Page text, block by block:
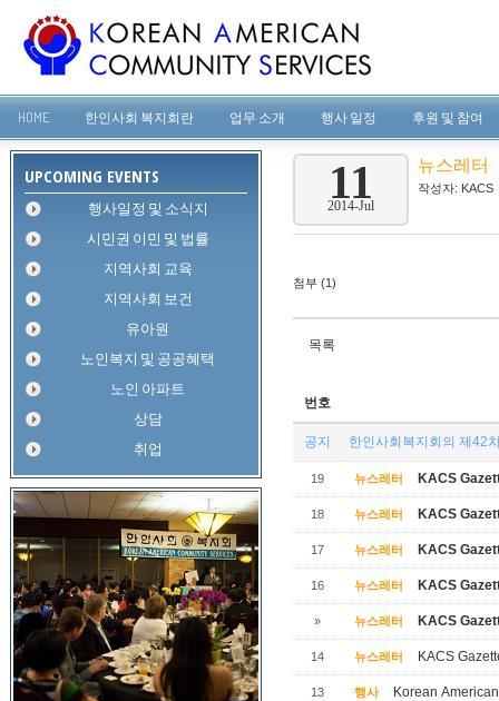
HOME 한인사회 복지회란 업무 소개 행사 일정 후원 및 참여
UPCOMING EVENTS
행사일정 및 소식지
시민권 이민 및 법률
지역사회 교육
지역사회 보건
유아원
노인복지 및 공공혜택
노인 아파트
상담
취업
11
2014-Jul
뉴스레터
작성자: KACS
첨부 (1)
목록
번호
공지 한인사회복지회의 제42
19 뉴스레터 KACS
18 뉴스레터 KACS
17 뉴스레터 KACS
16 뉴스레터 KACS
» 뉴스레터 KACS
14 뉴스레터 KACS
13 행사 Korean